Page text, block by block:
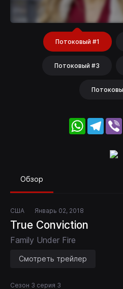
Потоковый #1
Потоковый #3
Обзор
США Январь 02, 2018
True Conviction
Family Under Fire
Смотреть трейлер
Сезон 3 серия 3